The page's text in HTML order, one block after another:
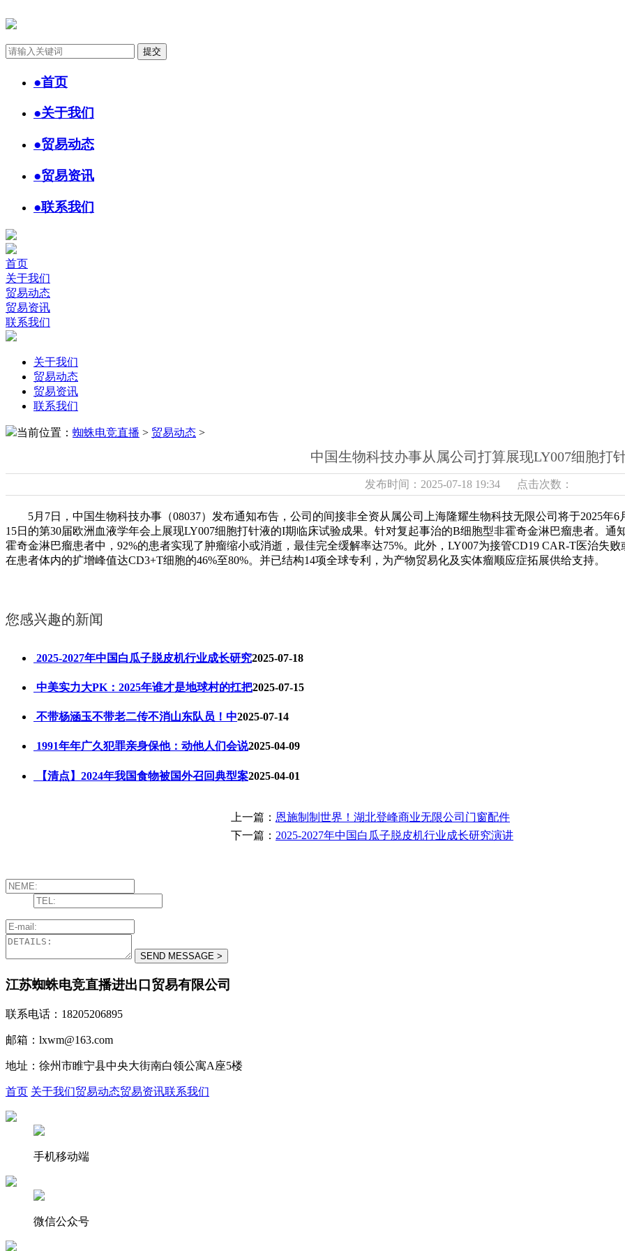
●首页
●关于我们
●贸易动态
●贸易资讯
●联系我们
首页
关于我们
贸易动态
贸易资讯
联系我们
关于我们
贸易动态
贸易资讯
联系我们
当前位置： 蜘蛛电竞直播 > 贸易动态 >
中国生物科技办事从属公司打算展现LY007细胞打
发布时间：2025-07-18 19:34 点击次数：
5月7日，中国生物科技办事（08037）发布通知布告，公司的间接非全资从属公司上海隆耀生物科技无限公司将于2025年6
15日的第30届欧洲血液学年会上展现LY007细胞打针液的I期临床试验成果。针对复起事治的B细胞型非霍奇金淋巴瘤患者。通
霍奇金淋巴瘤患者中，92%的患者实现了肿瘤缩小或消逝，最佳完全缓解率达75%。此外，LY007为接管CD19 CAR-T医治失
在患者体内的扩增峰值达CD3+T细胞的46%至80%。并已结构14项全球专利，为产物贸易化及实体瘤顺应症拓展供给支持。
您感兴趣的新闻
2025-2027年中国白瓜子脱皮机行业成长研究2025-07-18
中美实力大PK：2025年谁才是地球村的扛把2025-07-15
不带杨涵玉不带老二传不消山东队员！中2025-07-14
1991年年广久犯罪亲身保他：动他人们会说2025-04-09
【清点】2024年我国食物被国外召回典型案2025-04-01
上一篇： 恩施制制世界！湖北登峰商业无限公司门窗配件
下一篇： 2025-2027年中国白瓜子脱皮机行业成长研究演讲
江苏蜘蛛电竞直播进出口贸易有限公司
联系电话：18205206895
邮箱：lxwm@163.com
地址：徐州市睢宁县中央大街南白领公寓A座5楼
首页 关于我们贸易动态贸易资讯联系我们
手机移动端
微信公众号